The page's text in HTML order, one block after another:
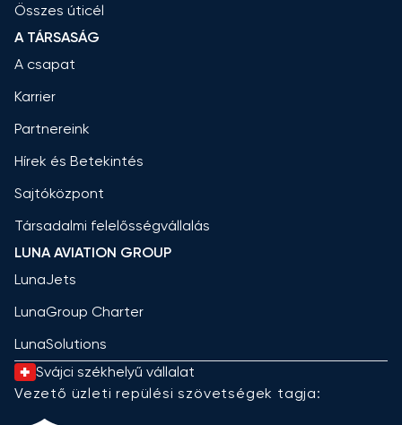
Összes úticél
A TÁRSASÁG
A csapat
Karrier
Partnereink
Hírek és Betekintés
Sajtóközpont
Társadalmi felelősségvállalás
LUNA AVIATION GROUP
LunaJets
LunaGroup Charter
LunaSolutions
Svájci székhelyű vállalat
Vezető üzleti repülési szövetségek tagja: